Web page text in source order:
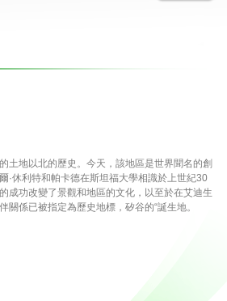
土地以北的歷史。今天，該地區是世界聞名的創
·休利特和帕卡德在斯坦福大學相識於上世紀30
成功改變了景觀和地區的文化，以至於在艾迪生
係已被指定為歷史地標，矽谷的“誕生地。